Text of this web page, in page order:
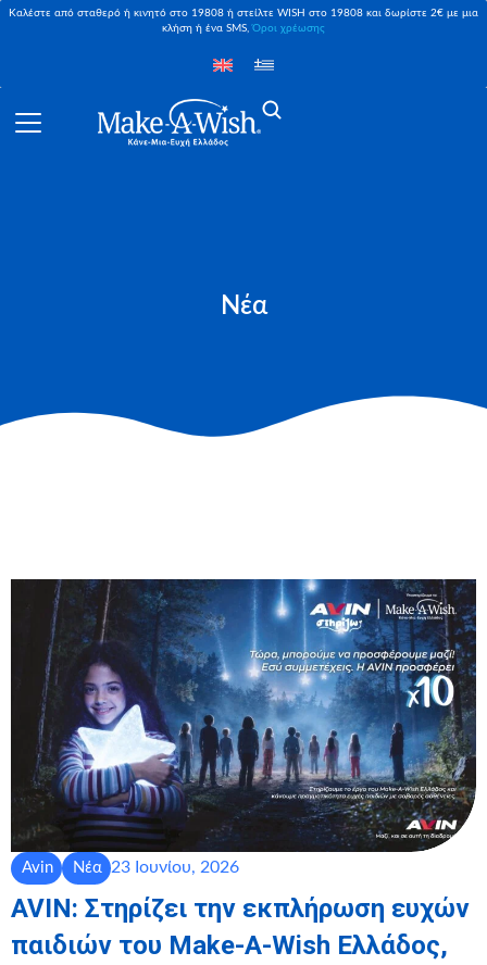
Καλέστε από σταθερό ή κινητό στο 19808 ή στείλτε WISH στο 19808 και δωρίστε 2€ με μια
κλήση ή ένα SMS,Όροι χρέωσης
Νέα
Avin Νέα 23 Ιουνίου, 2026
AVIN: Στηρίζει την εκπλήρωση ευχών
παιδιών του Make-A-Wish Ελλάδος,